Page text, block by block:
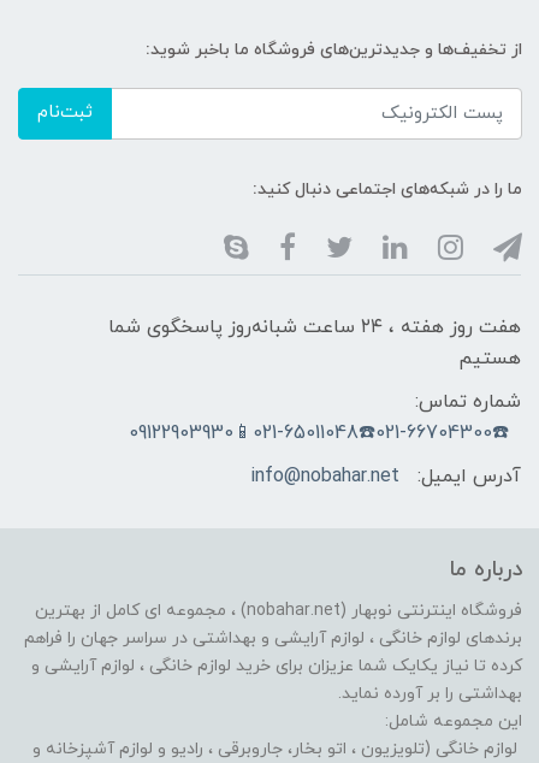
از تخفیف‌ها و جدیدترین‌های فروشگاه ما باخبر شوید:
ثبت‌نام
ما را در شبکه‌های اجتماعی دنبال کنید:
هفت روز هفته ، ۲۴ ساعت شبانه‌روز پاسخگوی شما
هستیم
شماره تماس:
☎️021-66704300☎️021-65011048📱09122903930
آدرس ایمیل:
info@nobahar.net
درباره ما
فروشگاه اینترنتی نوبهار (nobahar.net) ، مجموعه ای کامل از بهترین
برندهای لوازم خانگی ، لوازم آرایشی و بهداشتی در سراسر جهان را فراهم
کرده تا نیاز یکایک شما عزیزان برای خرید لوازم خانگی ، لوازم آرایشی و
بهداشتی را بر آورده نماید.
این مجموعه شامل:
لوازم خانگی (تلویزیون ، اتو بخار، جاروبرقی ، رادیو و لوازم آشپزخانه و